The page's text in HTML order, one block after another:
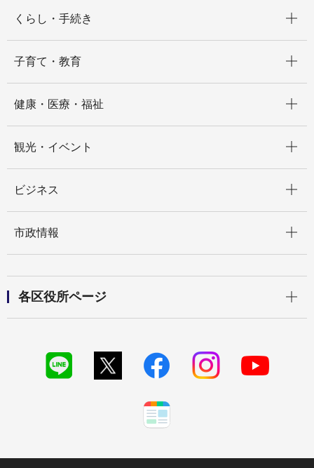
くらし・手続き
子育て・教育
健康・医療・福祉
観光・イベント
ビジネス
市政情報
各区役所ページ